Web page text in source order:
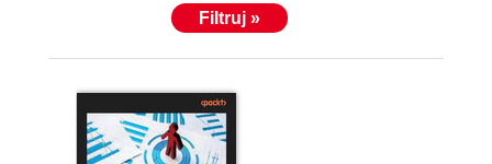
Filtruj »